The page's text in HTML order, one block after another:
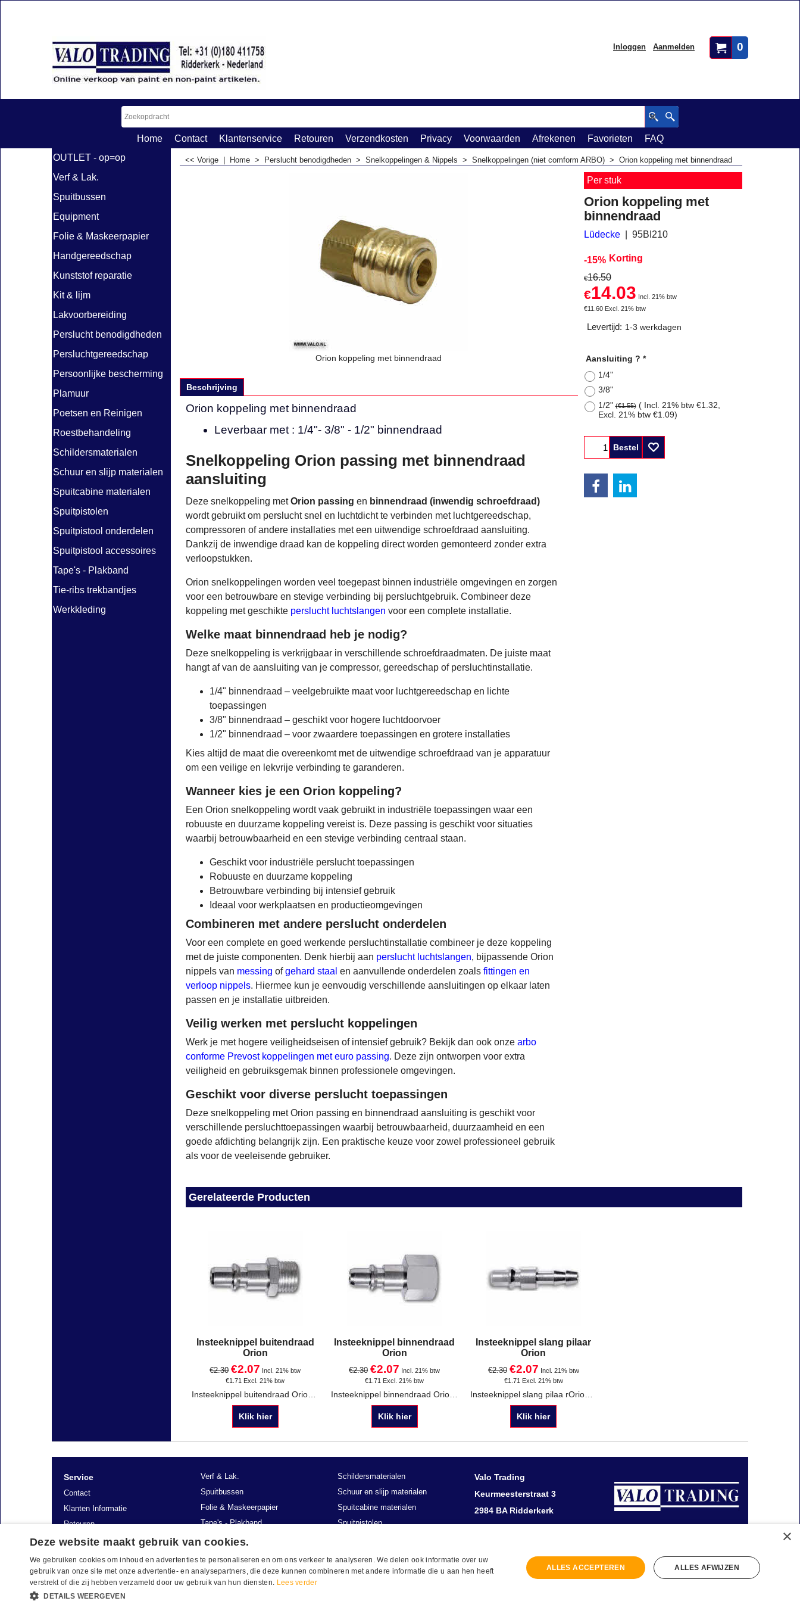
0
Inloggen Aanmelden
Home Contact Klantenservice Retouren Verzendkosten Privacy Voorwaarden Afrekenen Favorieten
FAQ
OUTLET - op=op
Verf & Lak.
Spuitbussen
Equipment
Folie & Maskeerpapier
Handgereedschap
Kunststof reparatie
Kit & lijm
Lakvoorbereiding
Perslucht benodigdheden
Persluchtgereedschap
Persoonlijke bescherming
Plamuur
Poetsen en Reinigen
Roestbehandeling
Schildersmaterialen
Schuur en slijp materialen
Spuitcabine materialen
Spuitpistolen
Spuitpistool onderdelen
Spuitpistool accessoires
Tape's - Plakband
Tie-ribs trekbandjes
Werkkleding
<< Vorige Home > Perslucht benodigdheden > Snelkoppelingen & Nippels > Snelkoppelingen (niet comform ARBO) > Orion koppeling met binnendraad
Orion koppeling met binnendraad
Per stuk
Orion koppeling met
binnendraad
Lüdecke 95BI210
-15% Korting
€16.50
€14.03 Incl. 21% btw
€11.60 Excl. 21% btw
Levertijd: 1-3 werkdagen
Aansluiting ? *
1/4"
3/8"
1/2"(€1.55) ( Incl. 21% btw €1.32
Excl. 21% btw €1.09)
Bestel
Beschrijving
Orion koppeling met binnendraad
Leverbaar met : 1/4"- 3/8" - 1/2" binnendraad
Snelkoppeling Orion passing met binnendraad
aansluiting
Deze snelkoppeling metOrion passing en binnendraad (inwendig schroefdraad)
wordt gebruikt om perslucht snel en luchtdicht te verbinden met luchtgereedschap,
compressoren of andere installaties met een uitwendige schroefdraad aansluiting.
Dankzij de inwendige draad kan de koppeling direct worden gemonteerd zonder extra
verloopstukken.
Orion snelkoppelingen worden veel toegepast binnen industriële omgevingen en zorgen
voor een betrouwbare en stevige verbinding bij persluchtgebruik. Combineer deze
koppeling met geschikte perslucht luchtslangen voor een complete installatie.
Welke maat binnendraad heb je nodig?
Deze snelkoppeling is verkrijgbaar in verschillende schroefdraadmaten. De juiste maat
hangt af van de aansluiting van je compressor, gereedschap of persluchtinstallatie.
1/4" binnendraad – veelgebruikte maat voor luchtgereedschap en lichte
toepassingen
3/8" binnendraad – geschikt voor hogere luchtdoorvoer
1/2" binnendraad – voor zwaardere toepassingen en grotere installaties
Kies altijd de maat die overeenkomt met de uitwendige schroefdraad van je apparatuur
om een veilige en lekvrije verbinding te garanderen.
Wanneer kies je een Orion koppeling?
Een Orion snelkoppeling wordt vaak gebruikt in industriële toepassingen waar een
robuuste en duurzame koppeling vereist is. Deze passing is geschikt voor situaties
waarbij betrouwbaarheid en een stevige verbinding centraal staan.
Geschikt voor industriële perslucht toepassingen
Robuuste en duurzame koppeling
Betrouwbare verbinding bij intensief gebruik
Ideaal voor werkplaatsen en productieomgevingen
Combineren met andere perslucht onderdelen
Voor een complete en goed werkende persluchtinstallatie combineer je deze koppeling
met de juiste componenten. Denk hierbij aan perslucht luchtslangen, bijpassende Orion
nippels van messing ofgehard staal en aanvullende onderdelen zoals fittingen en
verloop nippels. Hiermee kun je eenvoudig verschillende aansluitingen op elkaar laten
passen en je installatie uitbreiden.
Veilig werken met perslucht koppelingen
Werk je met hogere veiligheidseisen of intensief gebruik? Bekijk dan ook onze arbo
conforme Prevost koppelingen met euro passing. Deze zijn ontworpen voor extra
veiligheid en gebruiksgemak binnen professionele omgevingen.
Geschikt voor diverse perslucht toepassingen
Deze snelkoppeling met Orion passing en binnendraad aansluiting is geschikt voor
verschillende persluchttoepassingen waarbij betrouwbaarheid, duurzaamheid en een
goede afdichting belangrijk zijn. Een praktische keuze voor zowel professioneel gebruik
als voor de veeleisende gebruiker.
Gerelateerde Producten
Insteeknippel buitendraad
Orion
€2.30 €2.07 Incl. 21% btw
€1.71 Excl. 21% btw
Insteeknippel buitendraad Orion passing Leverbaar met 1/4", 1/2"of 3/8"aansluiting
Klik hier
Insteeknippel binnendraad
Orion
€2.30 €2.07 Incl. 21% btw
€1.71 Excl. 21% btw
Insteeknippel binnendraad Orion passing Leverbaar met 1/4"of 3/8"aansluiting
Klik hier
Insteeknippel slang pilaar
Orion
€2.30 €2.07 Incl. 21% btw
€1.71 Excl. 21% btw
Insteeknippel slang pilaa rOrion passing Slang pilaar aansluiting 6, 8 of 10 mm aansluiting
Klik hier
Service
Contact
Klanten Informatie
Retouren
Verzending
Verf & Lak.
Spuitbussen
Folie & Maskeerpapier
Tape's - Plakband
Plamuur en polyester
Schildersmaterialen
Schuur en slijp materialen
Spuitcabine materialen
Spuitpistolen
Valo Trading
Keurmeesterstraat 3
2984 BA Ridderkerk
Nederland
Herroepingsknop
×
Deze website maakt gebruik van cookies.
We gebruiken cookies om inhoud en advertenties te personaliseren en om ons verkeer te analyseren. We delen ook informatie over uw
gebruik van onze site met onze advertentie- en analysepartners, die deze kunnen combineren met andere informatie die u aan hen heeft
verstrekt of die zij hebben verzameld door uw gebruik van hun diensten. Lees verder
DETAILS WEERGEVEN
ALLES ACCEPTEREN ALLES AFWIJZEN